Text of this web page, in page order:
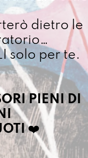
ogni ordine
4/5 giorni lavorativi,
superiore ai
prodotto
ReAstù libera le
scorrere su carta.
Vegan
dietro le
solo per te.
PIENI DI
❤️